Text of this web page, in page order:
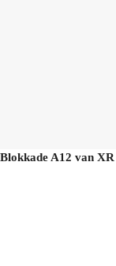
Blokkade A12 van